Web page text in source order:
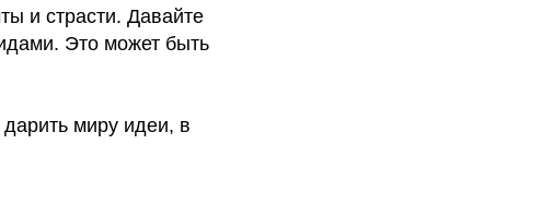
и страсти. Давайте
Это может быть
миру идеи, в